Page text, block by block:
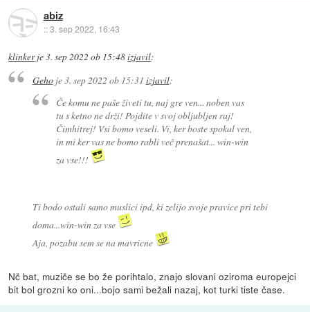
abiz
::3. sep 2022, 16:43
klinkerje3. sep 2022 ob 15:48izjavil:
Gehoje3. sep 2022 ob 15:31 izjavil:
Če komu ne paše živeti tu, naj gre ven... noben vas
tu s ketno ne drži! Pojdite v svoj obljubljen raj!
Čimhitrej! Vsi bomo veseli. Vi, ker boste spokal ven,
in mi ker vas ne bomo rabli več prenašat... win-win
za vse!!!
Ti bodo ostali samo muslici ipd, ki zelijo svoje pravice pri tebi
doma...win-win za vse
Aja, pozabu sem se na mavricne
Nč bat, muziče se bo že porihtalo, znajo slovani oziroma europejci
bit bol grozni ko oni...bojo sami bežali nazaj, kot turki tiste čase.